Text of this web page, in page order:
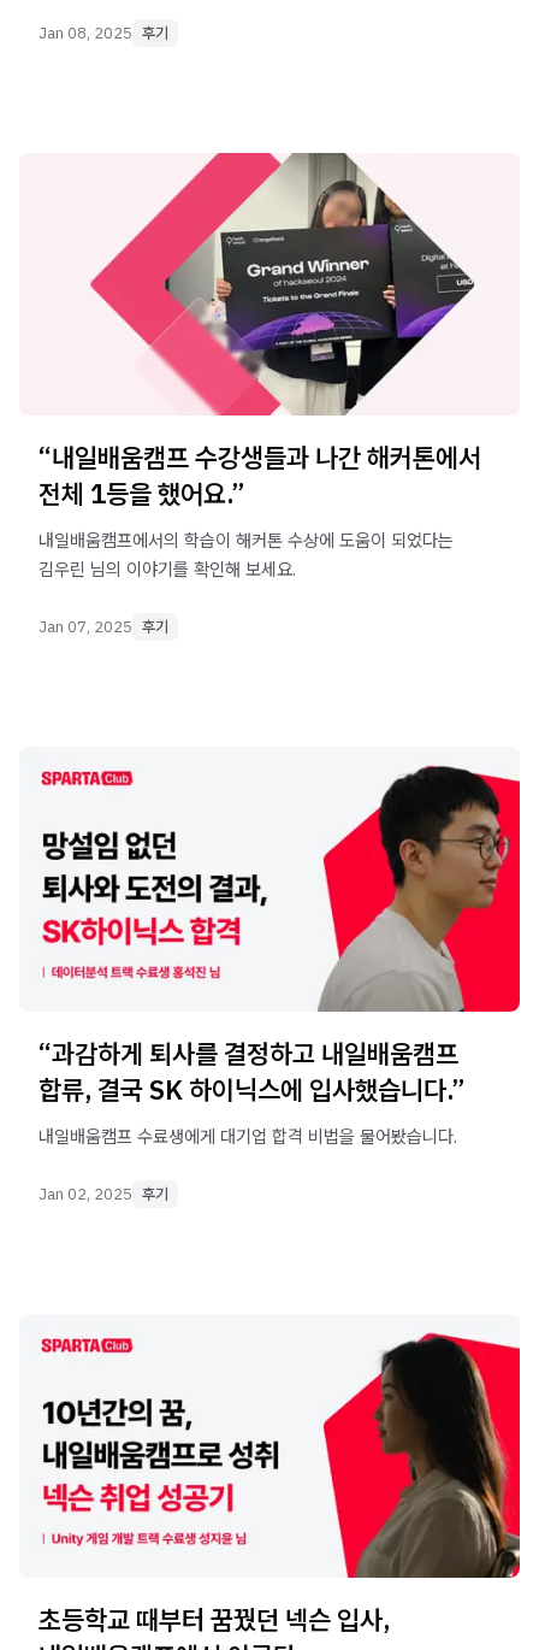
Jan 08, 2025 후기
“내일배움캠프 수강생들과 나간 해커톤에서
전체 1등을 했어요.”
내일배움캠프에서의 학습이 해커톤 수상에 도움이 되었다는
김우린 님의 이야기를 확인해 보세요.
Jan 07, 2025 후기
“과감하게 퇴사를 결정하고 내일배움캠프
합류, 결국 SK 하이닉스에 입사했습니다.”
내일배움캠프 수료생에게 대기업 합격 비법을 물어봤습니다.
Jan 02, 2025 후기
초등학교 때부터 꿈꿨던 넥슨 입사,